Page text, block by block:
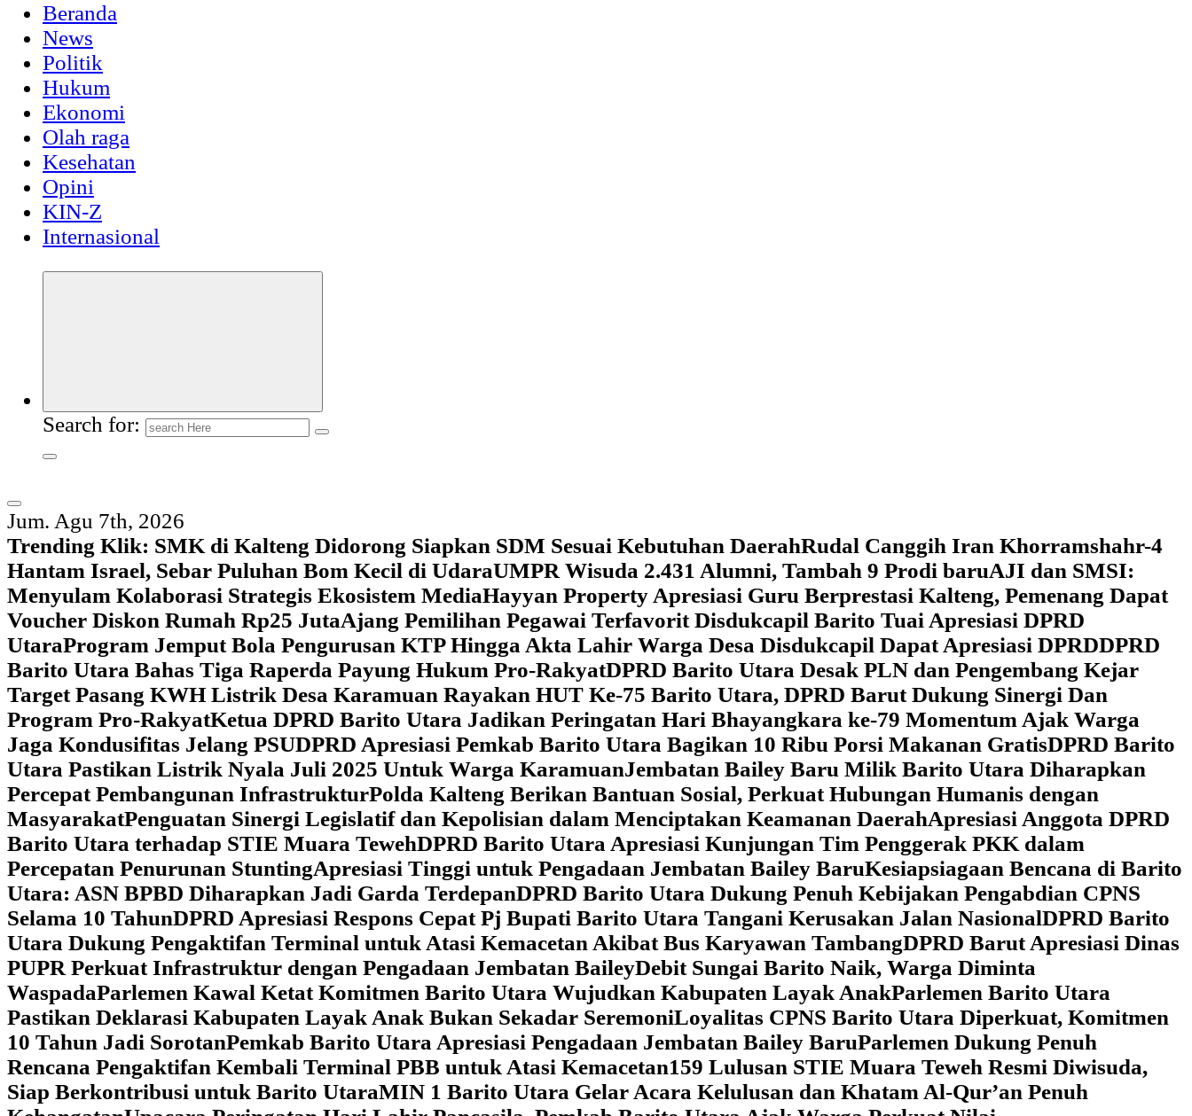
Beranda
News
Politik
Hukum
Ekonomi
Olah raga
Kesehatan
Opini
KIN-Z
Internasional
Search for:
Jum. Agu 7th, 2026
Trending Klik: SMK di Kalteng Didorong Siapkan SDM Sesuai Kebutuhan DaerahRudal Canggih Iran Khorramshahr-4
Hantam Israel, Sebar Puluhan Bom Kecil di UdaraUMPR Wisuda 2.431 Alumni, Tambah 9 Prodi baruAJI dan SMSI:
Menyulam Kolaborasi Strategis Ekosistem MediaHayyan Property Apresiasi Guru Berprestasi Kalteng, Pemenang Dapat
Voucher Diskon Rumah Rp25 JutaAjang Pemilihan Pegawai Terfavorit Disdukcapil Barito Tuai Apresiasi DPRD
UtaraProgram Jemput Bola Pengurusan KTP Hingga Akta Lahir Warga Desa Disdukcapil Dapat Apresiasi DPRDDPRD
Barito Utara Bahas Tiga Raperda Payung Hukum Pro-RakyatDPRD Barito Utara Desak PLN dan Pengembang Kejar
Target Pasang KWH Listrik Desa Karamuan Rayakan HUT Ke-75 Barito Utara, DPRD Barut Dukung Sinergi Dan
Program Pro-RakyatKetua DPRD Barito Utara Jadikan Peringatan Hari Bhayangkara ke-79 Momentum Ajak Warga
Jaga Kondusifitas Jelang PSUDPRD Apresiasi Pemkab Barito Utara Bagikan 10 Ribu Porsi Makanan GratisDPRD Barito
Utara Pastikan Listrik Nyala Juli 2025 Untuk Warga KaramuanJembatan Bailey Baru Milik Barito Utara Diharapkan
Percepat Pembangunan InfrastrukturPolda Kalteng Berikan Bantuan Sosial, Perkuat Hubungan Humanis dengan
MasyarakatPenguatan Sinergi Legislatif dan Kepolisian dalam Menciptakan Keamanan DaerahApresiasi Anggota DPRD
Barito Utara terhadap STIE Muara TewehDPRD Barito Utara Apresiasi Kunjungan Tim Penggerak PKK dalam
Percepatan Penurunan StuntingApresiasi Tinggi untuk Pengadaan Jembatan Bailey BaruKesiapsiagaan Bencana di Barito
Utara: ASN BPBD Diharapkan Jadi Garda TerdepanDPRD Barito Utara Dukung Penuh Kebijakan Pengabdian CPNS
Selama 10 TahunDPRD Apresiasi Respons Cepat Pj Bupati Barito Utara Tangani Kerusakan Jalan NasionalDPRD Barito
Utara Dukung Pengaktifan Terminal untuk Atasi Kemacetan Akibat Bus Karyawan TambangDPRD Barut Apresiasi Dinas
PUPR Perkuat Infrastruktur dengan Pengadaan Jembatan BaileyDebit Sungai Barito Naik, Warga Diminta
WaspadaParlemen Kawal Ketat Komitmen Barito Utara Wujudkan Kabupaten Layak AnakParlemen Barito Utara
Pastikan Deklarasi Kabupaten Layak Anak Bukan Sekadar SeremoniLoyalitas CPNS Barito Utara Diperkuat, Komitmen
10 Tahun Jadi SorotanPemkab Barito Utara Apresiasi Pengadaan Jembatan Bailey BaruParlemen Dukung Penuh
Rencana Pengaktifan Kembali Terminal PBB untuk Atasi Kemacetan159 Lulusan STIE Muara Teweh Resmi Diwisuda,
Siap Berkontribusi untuk Barito UtaraMIN 1 Barito Utara Gelar Acara Kelulusan dan Khatam Al-Qur’an Penuh